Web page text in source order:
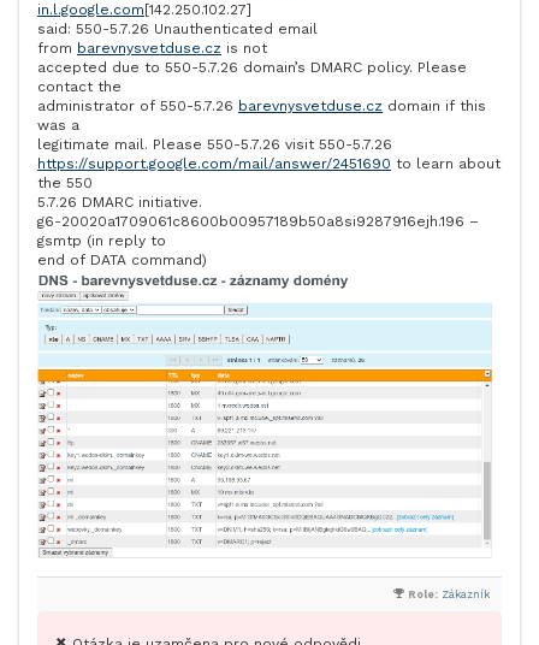
in.l.google.com [142.250.102.27]
said: 550-5.7.26 Unauthenticated email
from barevnysvetduse.cz is not
accepted due to 550-5.7.26 domain’s DMARC policy. Please
contact the
administrator of 550-5.7.26 barevnysvetduse.cz domain if this
was a
legitimate mail. Please 550-5.7.26 visit 550-5.7.26
https://support.google.com/mail/answer/2451690 to learn about
the 550
5.7.26 DMARC initiative.
g6-20020a1709061c8600b00957189b50a8si9287916ejh.196 –
gsmtp (in reply to
end of DATA command)
Role: Zákazník